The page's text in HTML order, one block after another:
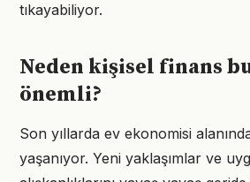
tıkayabiliyor.
Neden kişisel finans
önemli?
Son yıllarda ev ekonomisi
yaşanıyor. Yeni yaklaşımlar ve